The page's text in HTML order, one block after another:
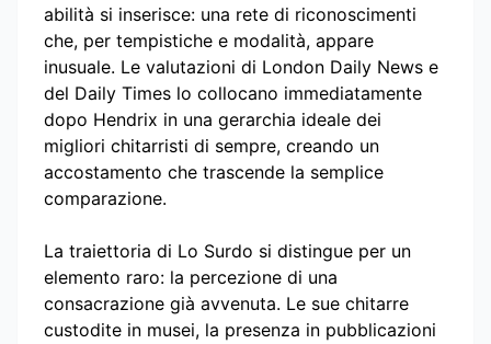
abilità si inserisce: una rete di riconoscimenti
che, per tempistiche e modalità, appare
inusuale. Le valutazioni di London Daily News e
del Daily Times lo collocano immediatamente
dopo Hendrix in una gerarchia ideale dei
migliori chitarristi di sempre, creando un
accostamento che trascende la semplice
comparazione.
La traiettoria di Lo Surdo si distingue per un
elemento raro: la percezione di una
consacrazione già avvenuta. Le sue chitarre
custodite in musei, la presenza in pubblicazioni